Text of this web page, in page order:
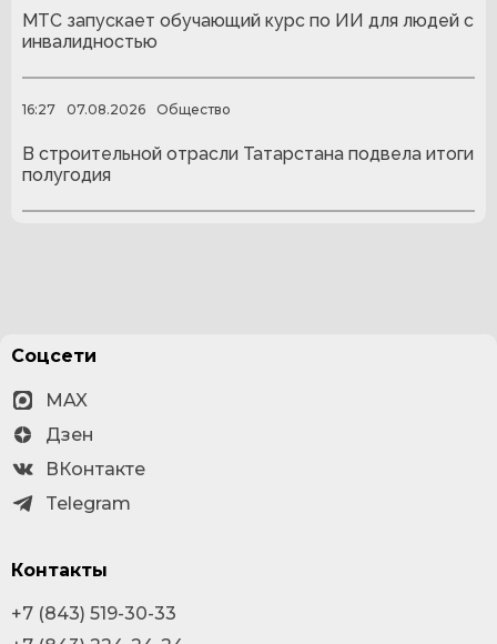
МТС запускает обучающий курс по ИИ для людей с
инвалидностью
16:27 07.08.2026 Общество
В строительной отрасли Татарстана подвела итоги
полугодия
Соцсети
MAX
Дзен
ВКонтакте
Telegram
Контакты
+7 (843) 519-30-33